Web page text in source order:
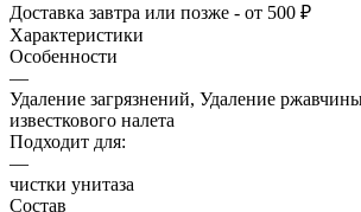
Доставка завтра или позже - от 500 ₽
Характеристики
Особенности
—
Удаление загрязнений, Удаление
известкового налета
Подходит для:
—
чистки унитаза
Состав